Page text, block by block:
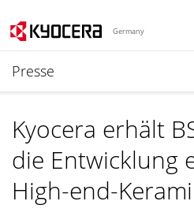
Germany
Presse
Kyocera erhält
die Entwicklung
High-end-